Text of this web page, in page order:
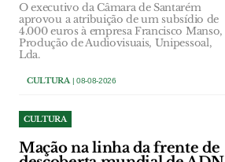
O executivo da Câmara de Santarém
aprovou a atribuição de um subsídio de
4.000 euros à empresa Francisco Manso,
Produção de Audiovisuais, Unipessoal,
Lda.
CULTURA | 08-08-2026
CULTURA
Mação na linha da frente de